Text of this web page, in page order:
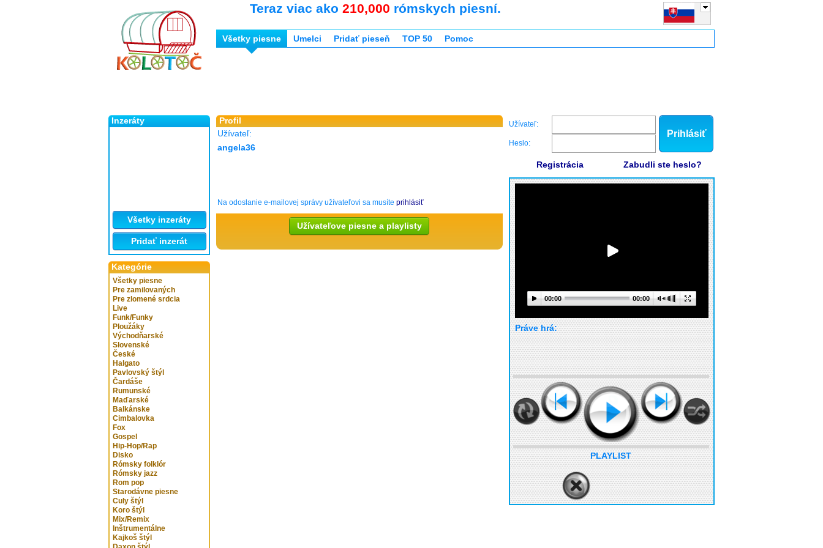
Inzeráty
Všetky inzeráty
Pridať inzerát
Kategórie
Všetky piesne
Pre zamilovaných
Pre zlomené srdcia
Live
Funk/Funky
Ploužáky
Východňarské
Slovenské
České
Halgato
Pavlovský štýl
Čardáše
Rumunské
Maďarské
Balkánske
Cimbalovka
Fox
Gospel
Hip-Hop/Rap
Disko
Rómsky folklór
Rómsky jazz
Rom pop
Starodávne piesne
Culy štýl
Koro štýl
Mix/Remix
Inštrumentálne
Kajkoš štýl
Teraz viac ako 210,000 rómskych piesní.
Všetky piesne Umelci Pridať pieseň TOP 50 Pomoc
Profil
Užívateľ:
angela36
Na odoslanie e-mailovej správy užívateľovi sa musíte prihlásiť
Užívateľove piesne a playlisty
Užívateľ:
Heslo:
Prihlásiť
Registrácia Zabudli ste heslo?
00:00 00:00
Práve hrá:
PLAYLIST